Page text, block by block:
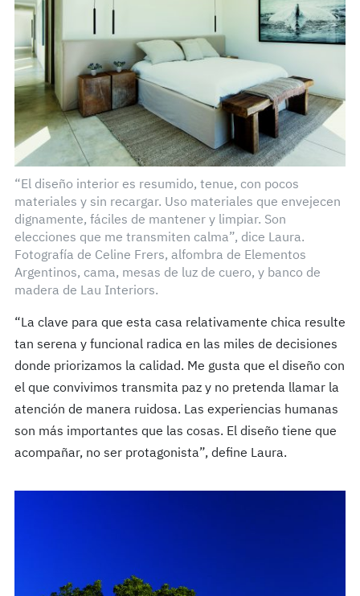
“El diseño interior es resumido, tenue, con pocos
materiales y sin recargar. Uso materiales que envejecen
dignamente, fáciles de mantener y limpiar. Son
elecciones que me transmiten calma”, dice Laura.
Fotografía de Celine Frers, alfombra de Elementos
Argentinos, cama, mesas de luz de cuero, y banco de
madera de Lau Interiors.
“La clave para que esta casa relativamente chica resulte
tan serena y funcional radica en las miles de decisiones
donde priorizamos la calidad. Me gusta que el diseño con
el que convivimos transmita paz y no pretenda llamar la
atención de manera ruidosa. Las experiencias humanas
son más importantes que las cosas. El diseño tiene que
acompañar, no ser protagonista”, define Laura.